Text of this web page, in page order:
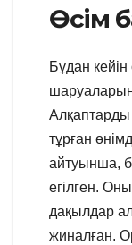
Өсім
Бұдан
Алқаптарды
тұрған
айтуынша,
егілген.
дақылдар
жиналған.